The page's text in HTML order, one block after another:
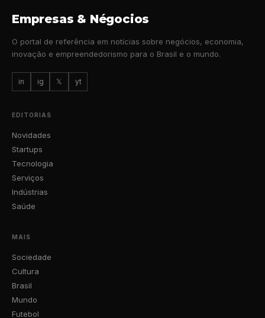
Empresas & Négocios
O portal de referência em notícias sobre negócios, economia,
inovação e empreendedorismo para o Brasil e o mundo.
in ig 𝕏 yt
EDITORIAS
Novidades
Startups
Tecnologia
Serviços
Indústrias
Saúde
MAIS
Sociedade
Cultura
Brasil
Mundo
Futebol